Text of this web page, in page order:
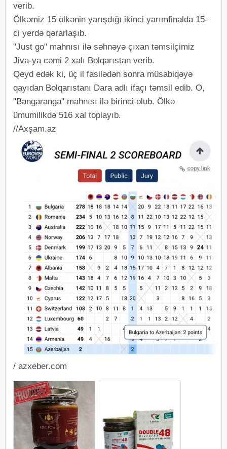
verib.
Ölkəmiz 15 ölkənin yarışdığı ikinci yarımfinalda 15-
ci yerdə qərarlaşıb.
"Just go" mahnısı ilə səhnəyə çıxan təmsilçimiz
Jiva-ya cəmi 2 xalı Bolqarıstan verib.
Qeyd edək ki, üç il fasilədən sonra müsabiqəyə
qayıdan Bolqarıstanı Dara adlı ifaçı təmsil edib. O,
"Bangaranga" mahnısı ilə birinci olub. Ölkə
ümumilikdə 516 xal toplayıb.
//Axşam.az
/ azxeber.com